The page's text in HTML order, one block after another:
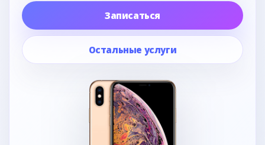
Записаться
Остальные услуги